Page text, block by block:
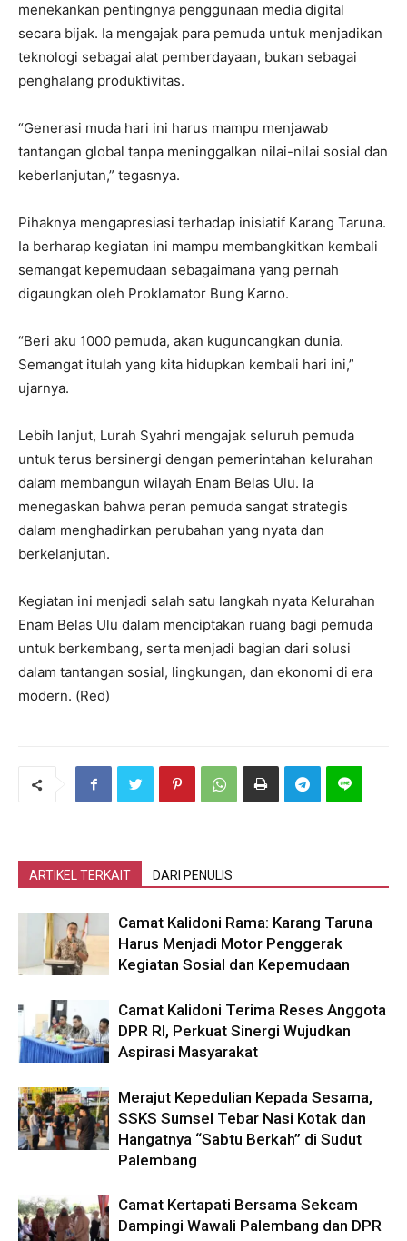
menekankan pentingnya penggunaan media digital
secara bijak. Ia mengajak para pemuda untuk menjadikan
teknologi sebagai alat pemberdayaan, bukan sebagai
penghalang produktivitas.
“Generasi muda hari ini harus mampu menjawab
tantangan global tanpa meninggalkan nilai-nilai sosial dan
keberlanjutan,” tegasnya.
Pihaknya mengapresiasi terhadap inisiatif Karang Taruna.
Ia berharap kegiatan ini mampu membangkitkan kembali
semangat kepemudaan sebagaimana yang pernah
digaungkan oleh Proklamator Bung Karno.
“Beri aku 1000 pemuda, akan kuguncangkan dunia.
Semangat itulah yang kita hidupkan kembali hari ini,”
ujarnya.
Lebih lanjut, Lurah Syahri mengajak seluruh pemuda
untuk terus bersinergi dengan pemerintahan kelurahan
dalam membangun wilayah Enam Belas Ulu. Ia
menegaskan bahwa peran pemuda sangat strategis
dalam menghadirkan perubahan yang nyata dan
berkelanjutan.
Kegiatan ini menjadi salah satu langkah nyata Kelurahan
Enam Belas Ulu dalam menciptakan ruang bagi pemuda
untuk berkembang, serta menjadi bagian dari solusi
dalam tantangan sosial, lingkungan, dan ekonomi di era
modern. (Red)
ARTIKEL TERKAIT DARI PENULIS
Camat Kalidoni Rama: Karang Taruna
Harus Menjadi Motor Penggerak
Kegiatan Sosial dan Kepemudaan
Camat Kalidoni Terima Reses Anggota
DPR RI, Perkuat Sinergi Wujudkan
Aspirasi Masyarakat
Merajut Kepedulian Kepada Sesama,
SSKS Sumsel Tebar Nasi Kotak dan
Hangatnya “Sabtu Berkah” di Sudut
Palembang
Camat Kertapati Bersama Sekcam
Dampingi Wawali Palembang dan DPR